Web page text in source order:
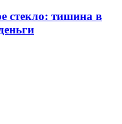
стекло: тишина в